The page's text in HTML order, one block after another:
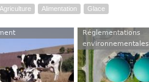
Agriculture Alimentation Glace
Réglementations
environnementales